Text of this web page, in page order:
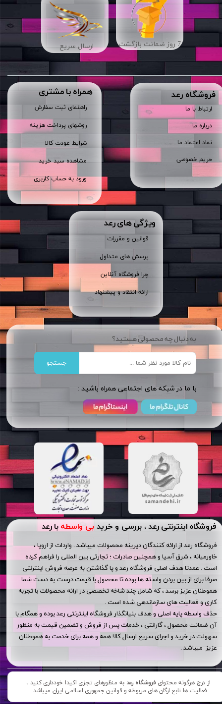
فروشگاه اینترنتی رعد ، بررسی و خرید بی واسطه با رعد
فروشگاه رعد از ارائه کنندگان دیرینه محصولات میباشد . واردات از اروپا ،
خاورمیانه ، شرق آسیا و همچنین صادرات ؛ تجارتی بین المللی را فراهم کرده
است . عمدتا هدف اصلی فروشگاه رعد و پا گذاشتن به عرصه فروش اینترنتی
صرفا برای از بین بردن واسته ها بوده تا محصول با قیمت درست به دست شما
هموطنان عزیز برسد ، که شامل چند شاخه تخصصی در ارائه محصولات با تجربه
کاری و فعالیت های سازماندهی شده است .
حذف واسطه پایه اصلی و هدف بنیانگذار فروشگاه اینترنتی رعد بوده و همگام با
آن ضمانت محصول ، گارانتی ، خدمات پس از فروش و تضمین قیمت به منظور
سهولت در خرید و اجرای سریع ارسال کالا همه و همه برای خدمت به هموطنان
عزیز میباشد .
از درج هرگونه محتوایفروشگاه رعد به منظورهای تجاری اکیدا خودداری کنید ،
فعالیت ها تابع ارگان های مربوطه و قوانین جمهوری اسلامی ایران میباشد .​​​​​​​
ارسال سریع
​فروشگاه رعد
ارتباط با ما
درباره ما
نماد اعتماد ما
حریم خصوصی
همراه با مشتری
راهنمای ثبت سفارش
روشهای پرداخت هزینه
شرایط عودت کالا
مشاهده سبد خرید
ورود به حساب کاربری
ویژگی های رعد
قوانین و مقررات
پرسش های متداول
چرا فروشگاه آنلاین
ارائه انتقاد و پیشنهاد
به دنبال چه محصولی هستید؟
جستجو
​​با ما در شبکه های اجتماعی همراه باشید :
7 روز ضمانت بازگشت